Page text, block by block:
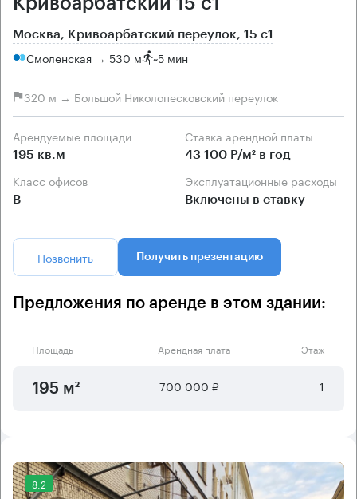
Москва, Кривоарбатский переулок, 15 с1
Смоленская → 530 м ~5 мин
320 м → Большой Николопесковский переулок
Арендуемые площади
195 кв.м
Ставка арендной платы
43 100 Р/м² в год
Класс офисов
B
Эксплуатационные расходы
Включены в ставку
Позвонить Получить презентацию
Предложения по аренде в этом здании:
Площадь Арендная плата Этаж
195 м² 700 000 ₽ 1
8.2